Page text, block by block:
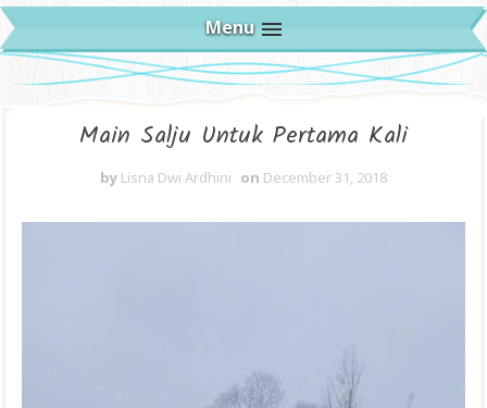
Menu
Main Salju Untuk Pertama Kali
by Lisna Dwi Ardhini on December 31, 2018